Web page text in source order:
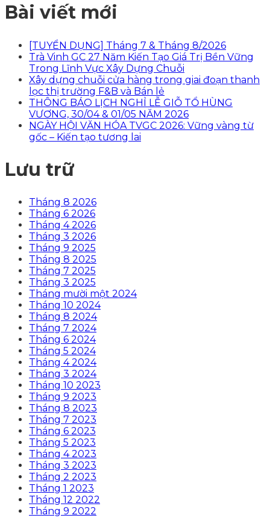
Bài viết mới
[TUYỂN DỤNG] Tháng 7 & Tháng 8/2026
Trà Vinh GC 27 Năm Kiến Tạo Giá Trị Bền Vững
Trong Lĩnh Vực Xây Dựng Chuỗi
Xây dựng chuỗi cửa hàng trong giai đoạn thanh
lọc thị trường F&B và Bán lẻ
THÔNG BÁO LỊCH NGHỈ LỄ GIỖ TỔ HÙNG
VƯƠNG, 30/04 & 01/05 NĂM 2026
NGÀY HỘI VĂN HÓA TVGC 2026: Vững vàng từ
gốc – Kiến tạo tương lai
Lưu trữ
Tháng 8 2026
Tháng 6 2026
Tháng 4 2026
Tháng 3 2026
Tháng 9 2025
Tháng 8 2025
Tháng 7 2025
Tháng 3 2025
Tháng mười một 2024
Tháng 10 2024
Tháng 8 2024
Tháng 7 2024
Tháng 6 2024
Tháng 5 2024
Tháng 4 2024
Tháng 3 2024
Tháng 10 2023
Tháng 9 2023
Tháng 8 2023
Tháng 7 2023
Tháng 6 2023
Tháng 5 2023
Tháng 4 2023
Tháng 3 2023
Tháng 2 2023
Tháng 1 2023
Tháng 12 2022
Tháng 9 2022